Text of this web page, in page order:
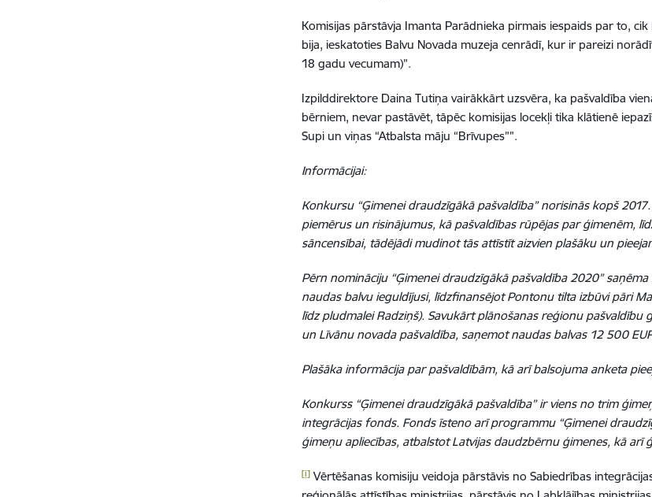
Komisijas pārstāvja Imanta Parādnieka pirmais iespaids par to,
bija, ieskatoties Balvu Novada muzeja cenrādī, kur ir pareizi
18 gadu vecumam)”.
Izpilddirektore Daina Tutiņa vairākkārt uzsvēra, ka pašvaldība
bērniem, nevar pastāvēt, tāpēc komisijas locekļi tika klātienē
Supi un viņas “Atbalsta māju “Brīvupes””.
Informācijai:
Konkursu “Ģimenei draudzīgākā pašvaldība” norisinās kopš
piemērus un risinājumus, kā pašvaldības rūpējas par ģimenēm,
sāncensībai, tādējādi mudinot tās attīstīt aizvien plašāku un
Pērn nomināciju “Ģimenei draudzīgākā pašvaldība 2020”
naudas balvu ieguldījusi, līdzfinansējot Pontonu tilta izbūvi pāri
līdz pludmalei Radziņš). Savukārt plānošanas reģionu pašvaldību
un Līvānu novada pašvaldība, saņemot naudas balvas 12 500
Plašāka informācija par pašvaldībām, kā arī balsojuma anketa
Konkurss “Ģimenei draudzīgākā pašvaldība” ir viens no trim
integrācijas fonds. Fonds īsteno arī programmu “Ģimenei
ģimeņu apliecības, atbalstot Latvijas daudzbērnu ģimenes, kā
[i] Vērtēšanas komisiju veidoja pārstāvis no Sabiedrības